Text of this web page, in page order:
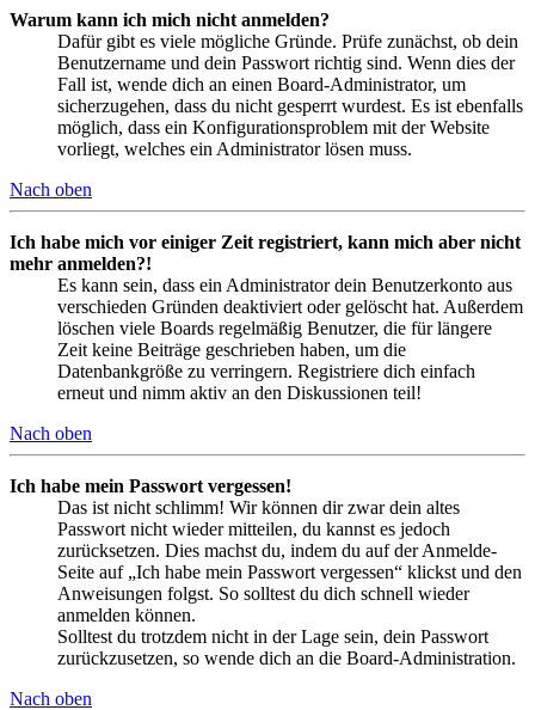
Warum kann ich mich nicht anmelden?
Dafür gibt es viele mögliche Gründe. Prüfe zunächst, ob dein
Benutzername und dein Passwort richtig sind. Wenn dies der
Fall ist, wende dich an einen Board-Administrator, um
sicherzugehen, dass du nicht gesperrt wurdest. Es ist ebenfalls
möglich, dass ein Konfigurationsproblem mit der Website
vorliegt, welches ein Administrator lösen muss.
Nach oben
Ich habe mich vor einiger Zeit registriert, kann mich aber nicht
mehr anmelden?!
Es kann sein, dass ein Administrator dein Benutzerkonto aus
verschieden Gründen deaktiviert oder gelöscht hat. Außerdem
löschen viele Boards regelmäßig Benutzer, die für längere
Zeit keine Beiträge geschrieben haben, um die
Datenbankgröße zu verringern. Registriere dich einfach
erneut und nimm aktiv an den Diskussionen teil!
Nach oben
Ich habe mein Passwort vergessen!
Das ist nicht schlimm! Wir können dir zwar dein altes
Passwort nicht wieder mitteilen, du kannst es jedoch
zurücksetzen. Dies machst du, indem du auf der Anmelde-
Seite auf „Ich habe mein Passwort vergessen“ klickst und den
Anweisungen folgst. So solltest du dich schnell wieder
anmelden können.
Solltest du trotzdem nicht in der Lage sein, dein Passwort
zurückzusetzen, so wende dich an die Board-Administration.
Nach oben